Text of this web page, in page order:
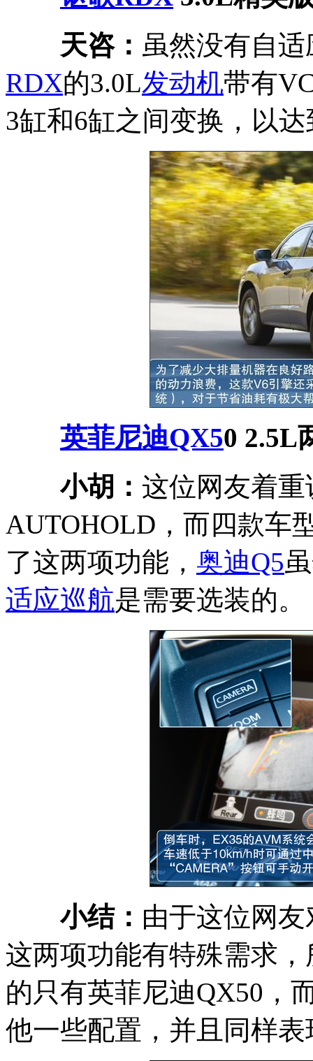
天咨： 虽然没有自
RDX的3.0L发动机带有
3缸和6缸之间变换，以
英菲尼迪QX50 2.5L
小胡： 这位网友着
AUTOHOLD，而四款车
了这两项功能， 奥迪Q5
适应巡航是需要选装的。
小结： 由于这位网友
这两项功能有特殊需求
的只有英菲尼迪QX50，
他一些配置，并且同样